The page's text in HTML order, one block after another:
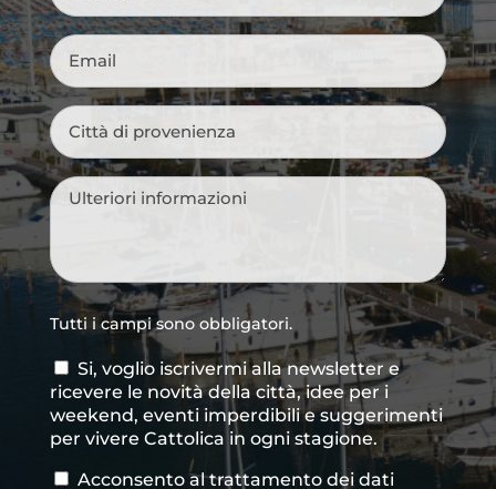
Email *
Città
di
provenienza*
Messaggio*
Tutti i campi sono obbligatori.
Consenso
newsletter
Si, voglio iscrivermi alla newsletter e
ricevere le novità della città, idee per i
weekend, eventi imperdibili e suggerimenti
per vivere Cattolica in ogni stagione.
Consenso*
Acconsento al trattamento dei dati